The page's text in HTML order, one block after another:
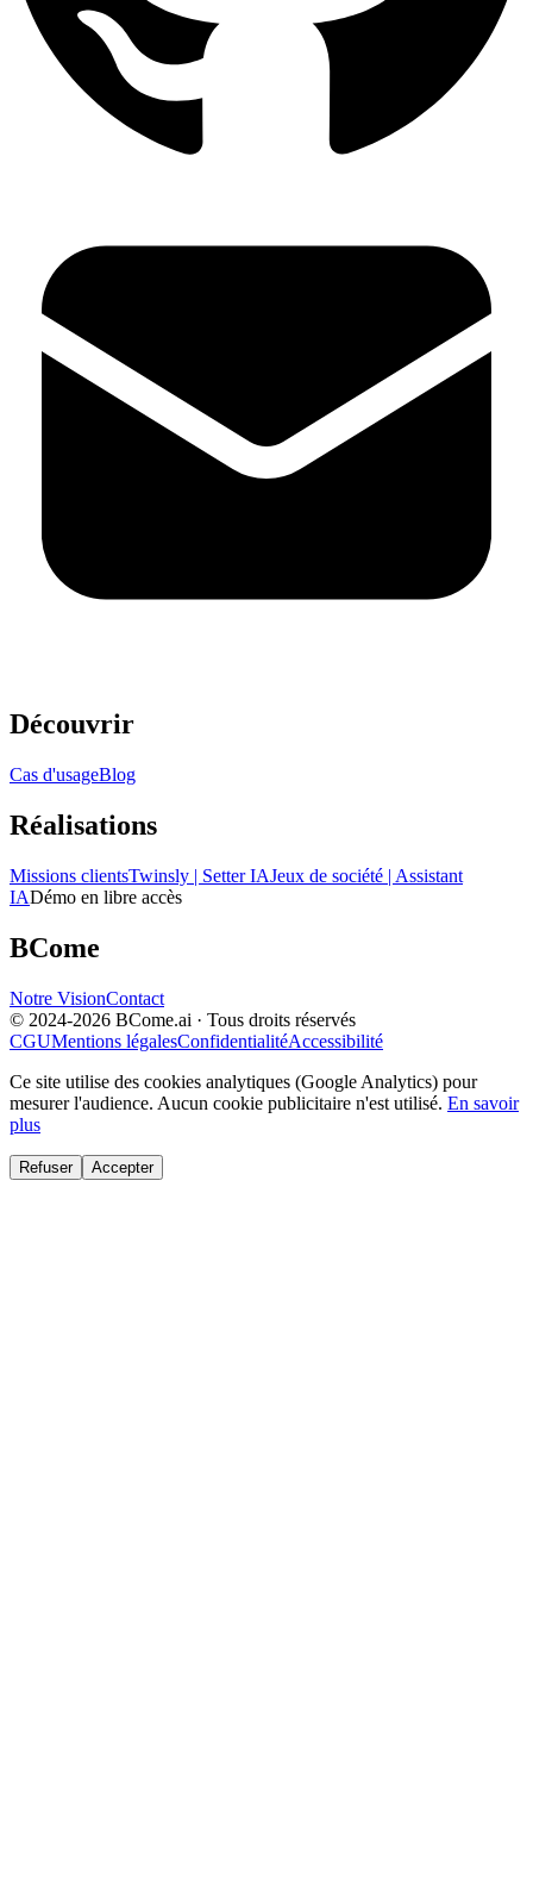
Découvrir
Cas d'usageBlog
Réalisations
Missions clientsTwinsly | Setter IAJeux de société | Assistant
IADémo en libre accès
BCome
Notre VisionContact
© 2024-2026 BCome.ai · Tous droits réservés
CGUMentions légalesConfidentialitéAccessibilité
Ce site utilise des cookies analytiques (Google Analytics) pour
mesurer l'audience. Aucun cookie publicitaire n'est utilisé. En savoir
plus
Refuser Accepter